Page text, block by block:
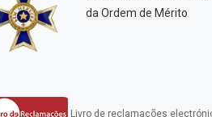
da Ordem de Mérito
Livro de reclamações